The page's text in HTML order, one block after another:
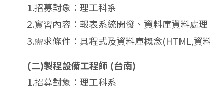
1.招募對象：理工科系
2.實習內容：報表系統開發、資料庫資料處理
3.需求條件：具程式及資料庫概念(HTML,資
(二)製程設備工程師 (台南)
1.招募對象：理工科系